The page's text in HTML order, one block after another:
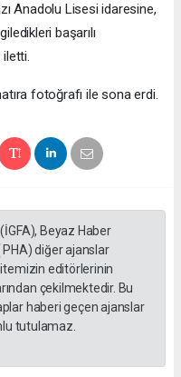
Anadolu Lisesi idaresine,
başarılı
fotoğrafı ile sona erdi.
Beyaz Haber
PHA) diğer ajanslar
editörlerinin
çekilmektedir. Bu
haberi geçen ajanslar
tutulamaz.